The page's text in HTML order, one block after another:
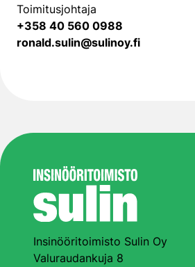
Toimitusjohtaja
+358 40 560 0988
ronald.sulin@sulinoy.fi
Insinööritoimisto Sulin Oy
Valuraudankuja 8